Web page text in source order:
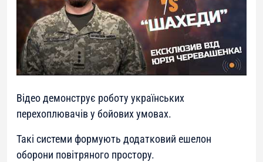
Відео демонструє роботу українських
перехоплювачів у бойових умовах.
Такі системи формують додатковий ешелон
оборони повітряного простору.